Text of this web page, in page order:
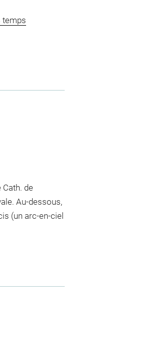
temps
de
Au-dessous,
(un arc-en-ciel